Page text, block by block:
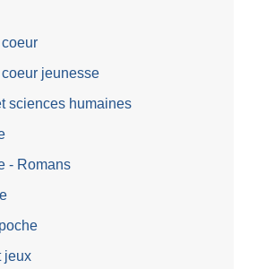
jeunesse
sciences humaines
- Romans
jeux